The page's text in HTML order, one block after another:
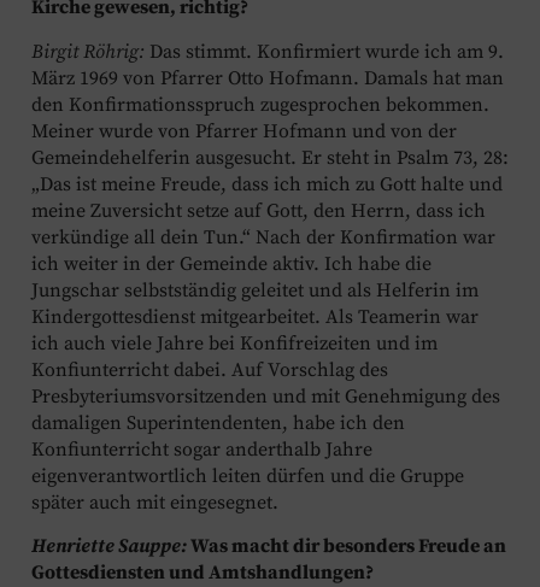
Kirche gewesen, richtig?
Birgit Röhrig: Das stimmt. Konfirmiert wurde ich am 9.
März 1969 von Pfarrer Otto Hofmann. Damals hat man
den Konfirmationsspruch zugesprochen bekommen.
Meiner wurde von Pfarrer Hofmann und von der
Gemeindehelferin ausgesucht. Er steht in Psalm 73, 28:
„Das ist meine Freude, dass ich mich zu Gott halte und
meine Zuversicht setze auf Gott, den Herrn, dass ich
verkündige all dein Tun.“ Nach der Konfirmation war
ich weiter in der Gemeinde aktiv. Ich habe die
Jungschar selbstständig geleitet und als Helferin im
Kindergottesdienst mitgearbeitet. Als Teamerin war
ich auch viele Jahre bei Konfifreizeiten und im
Konfiunterricht dabei. Auf Vorschlag des
Presbyteriumsvorsitzenden und mit Genehmigung des
damaligen Superintendenten, habe ich den
Konfiunterricht sogar anderthalb Jahre
eigenverantwortlich leiten dürfen und die Gruppe
später auch mit eingesegnet.
Henriette Sauppe:Was macht dir besonders Freude an
Gottesdiensten und Amtshandlungen?